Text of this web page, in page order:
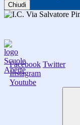
Chiudi
Facebook Twitter
Instagram
Youtube